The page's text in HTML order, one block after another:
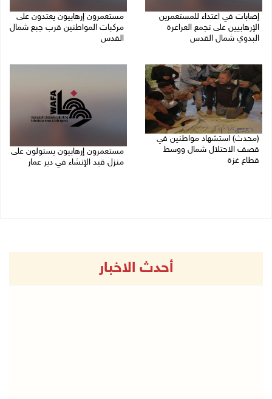
إصابات في اعتداء للمستعمرين
الإرهابيين على تجمع العراعرة
البدوي شمال القدس
مستعمرون إرهابيون يعتدون على
مركبات المواطنين قرب جبع شمال
القدس
(محدث) استشهاد مواطنين في
قصف الاحتلال شمال ووسط
قطاع غزة
مستعمرون إرهابيون يستولون على
منزل قيد الإنشاء في دير عمار
أحدث الاخبار